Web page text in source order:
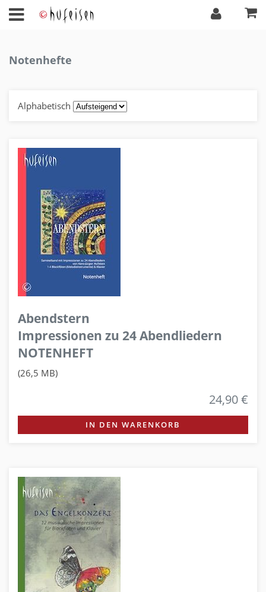
Notenhefte
Alphabetisch
Abendstern
Impressionen zu 24 Abendliedern
NOTENHEFT
(26,5 MB)
24,90 €
IN DEN WARENKORB